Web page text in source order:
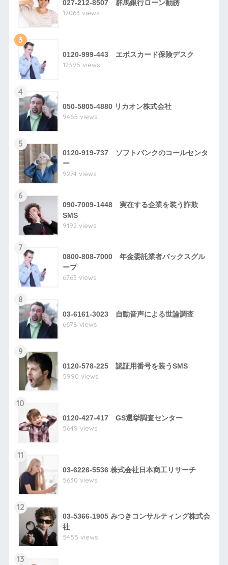
027-212-8507 群馬銀行ローン勧誘
17063 views
3
0120-999-443 エポスカード保険デスク
12395 views
4
050-5805-4880 リカオン株式会社
9465 views
5
0120-919-737 ソフトバンクのコールセンタ
ー
9274 views
6
090-7009-1448 実在する企業を装う詐欺
SMS
9192 views
7
0800-808-7000 年金委託業者バックスグル
ープ
6763 views
8
03-6161-3023 自動音声による世論調査
6678 views
9
0120-578-225 認証用番号を装うSMS
5990 views
10
0120-427-417 GS選挙調査センター
5649 views
11
03-6226-5536 株式会社日本商工リサーチ
5630 views
12
03-5366-1905 みつきコンサルティング株式会
社
5455 views
13